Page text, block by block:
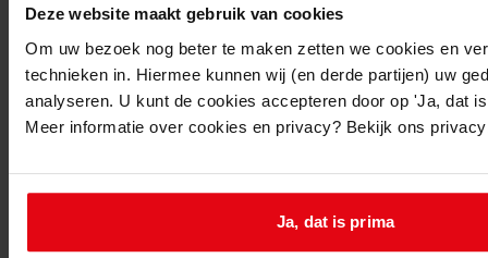
Deze website maakt gebruik van cookies
Om uw bezoek nog beter te maken zetten we cookies en
technieken in. Hiermee kunnen wij (en derde partijen) uw
analyseren. U kunt de cookies accepteren door op 'Ja, dat
Meer informatie over cookies en privacy? Bekijk ons
Ja, dat is prima
Printen
duurzaam webadres
Inventaris